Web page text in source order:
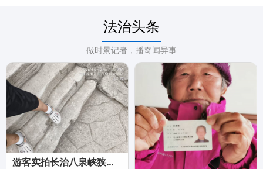
法治头条
做时景记者，播奇闻异事
游客实拍长治八泉峡狭窄登山石阶，步道尺寸不达标暗藏安全隐患